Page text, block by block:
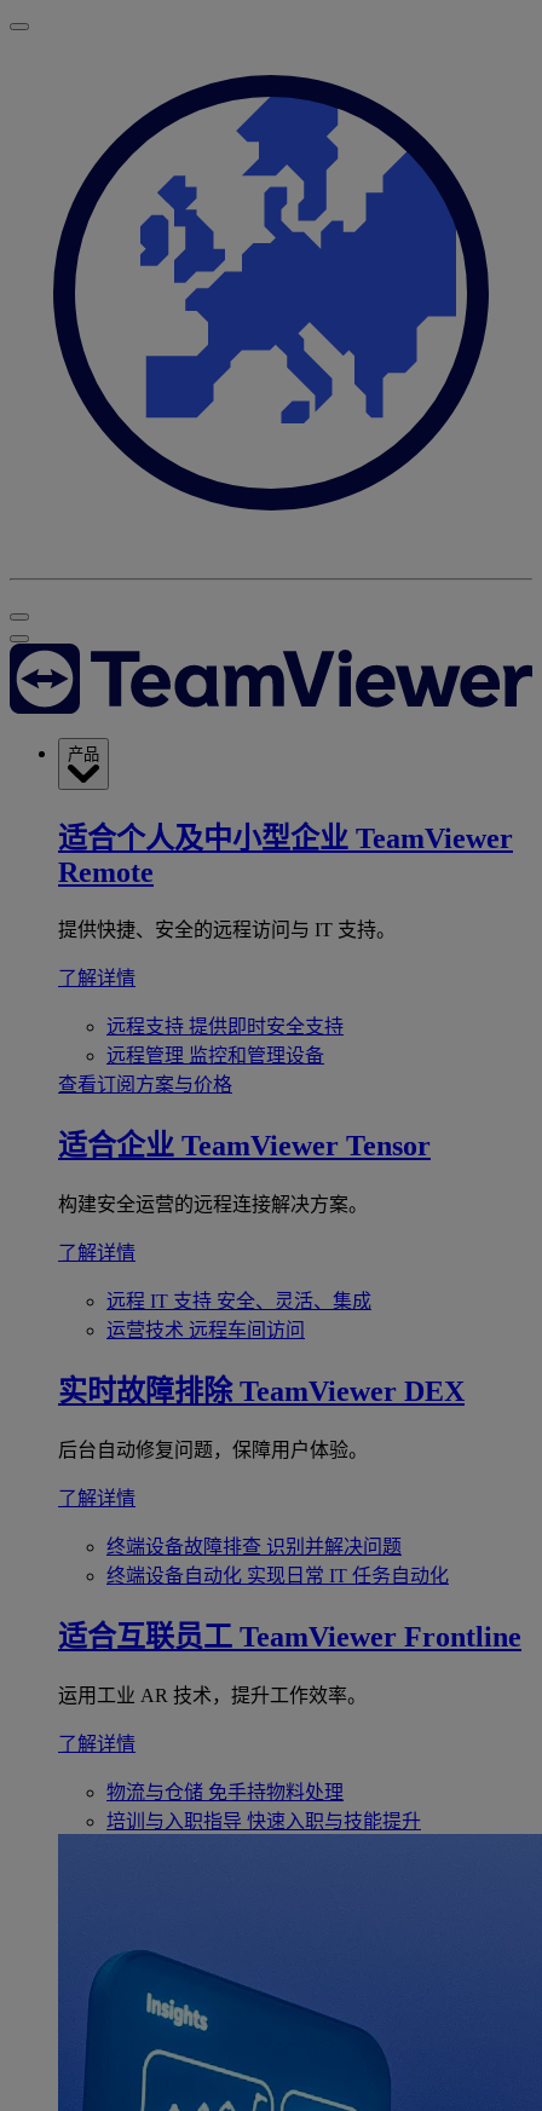
产品
适合个人及中小型企业 TeamViewer
Remote
提供快捷、安全的远程访问与 IT 支持。
了解详情
远程支持 提供即时安全支持
远程管理 监控和管理设备
查看订阅方案与价格
适合企业 TeamViewer Tensor
构建安全运营的远程连接解决方案。
了解详情
远程 IT 支持 安全、灵活、集成
运营技术 远程车间访问
实时故障排除 TeamViewer DEX
后台自动修复问题，保障用户体验。
了解详情
终端设备故障排查 识别并解决问题
终端设备自动化 实现日常 IT 任务自动化
适合互联员工 TeamViewer Frontline
运用工业 AR 技术，提升工作效率。
了解详情
物流与仓储 免手持物料处理
培训与入职指导 快速入职与技能提升